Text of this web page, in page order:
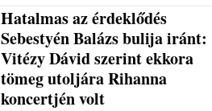
Hatalmas az érdeklődés
Sebestyén Balázs bulija iránt:
Vitézy Dávid szerint ekkora
tömeg utoljára Rihanna
koncertjén volt